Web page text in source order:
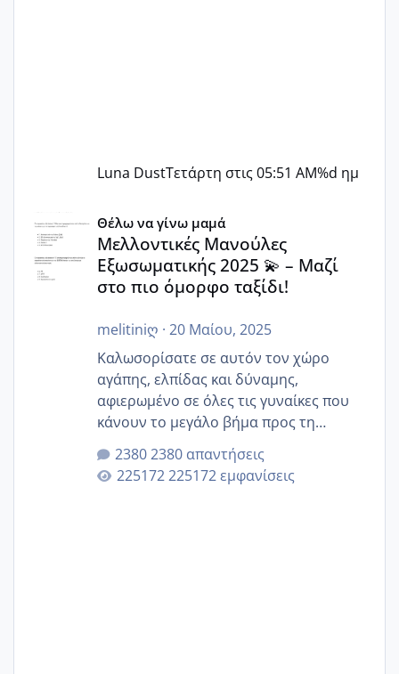
Luna DustΤετάρτη στις 05:51 AM%d ημ
Μελλοντικές Μανούλες Εξωσωματικής 2025 💫 – Μαζί
Θέλω να γίνω μαμά
Μελλοντικές Μανούλες
Εξωσωματικής 2025 💫 – Μαζί
στο πιο όμορφο ταξίδι!
melitiniღ · 20 Μαίου, 2025
Καλωσορίσατε σε αυτόν τον χώρο
αγάπης, ελπίδας και δύναμης,
αφιερωμένο σε όλες τις γυναίκες που
κάνουν το μεγάλο βήμα προς τη
μητρότητα μέσω εξωσωματικής το 2025.
Εδώ θα μοιραστούμε αγωνίες, χαρές,
εμπειρίες και κάθε μικρή ή μεγάλη
2380 απαντήσεις
225172 εμφανίσεις